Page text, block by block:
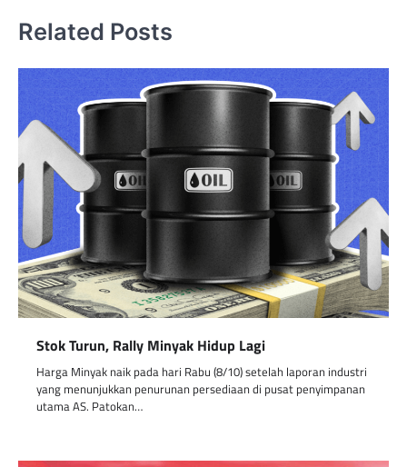
Related Posts
Stok Turun, Rally Minyak Hidup Lagi
Harga Minyak naik pada hari Rabu (8/10) setelah laporan industri
yang menunjukkan penurunan persediaan di pusat penyimpanan
utama AS. Patokan…